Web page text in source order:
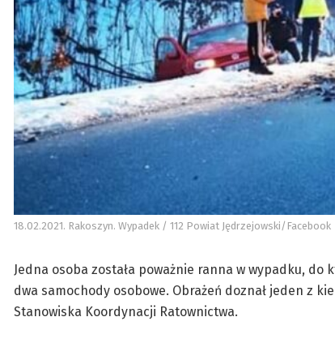
18.02.2021. Rakoszyn. Wypadek / 112 Powiat Jędrzejowski/Facebook
Jedna osoba została poważnie ranna w wypadku, do
dwa samochody osobowe. Obrażeń doznał jeden z
Stanowiska Koordynacji Ratownictwa.